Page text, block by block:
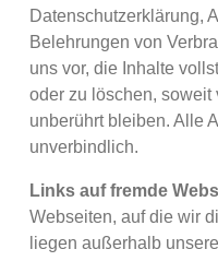
Datenschutzerklärung,
Belehrungen von
uns vor, die Inhalte
oder zu löschen, soweit
unberührt bleiben. Alle
unverbindlich.
Links auf fremde
Webseiten, auf die wir
liegen außerhalb